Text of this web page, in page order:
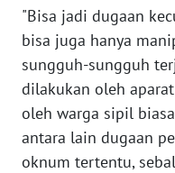
"Bisa jadi dugaan
bisa juga hanya
sungguh-sungguh
dilakukan oleh
oleh warga sipil
antara lain dugaan
oknum tertentu,
WN
SUMUT
WN
JAKARTA
WN
JABAR